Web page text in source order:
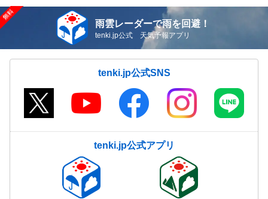
雨雲レーダーで雨を回避！
tenki.jp公式 天気予報アプリ
tenki.jp公式SNS
tenki.jp公式アプリ